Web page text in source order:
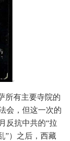
所有主要寺院的
会，但这一次的
反抗中共的“拉
”）之后，西藏